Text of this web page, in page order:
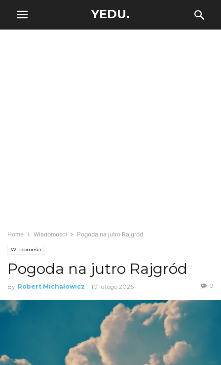
YEDU.
Home Wiadomości Pogoda na jutro Rajgród
Wiadomości
Pogoda na jutro Rajgród
By Robert Michałowicz - 10 lutego 2026 0